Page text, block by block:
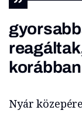
Nyár